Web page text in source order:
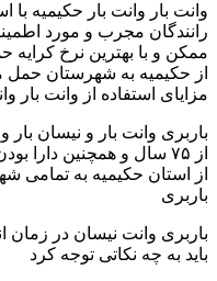
وانت بار وانت بار حکیمیه با
رانندگان مجرب و مورد
ممکن و با بهترین نرخ کرایه
از حکیمیه به شهرستان حمل
مزایای استفاده از وانت بار
باربری وانت بار و نیسان
از ۷۵ سال و همچنین دارا
از استان حکیمیه به تمامی
باربری
باربری وانت نیسان در زمان
باید به چه نکاتی توجه کرد